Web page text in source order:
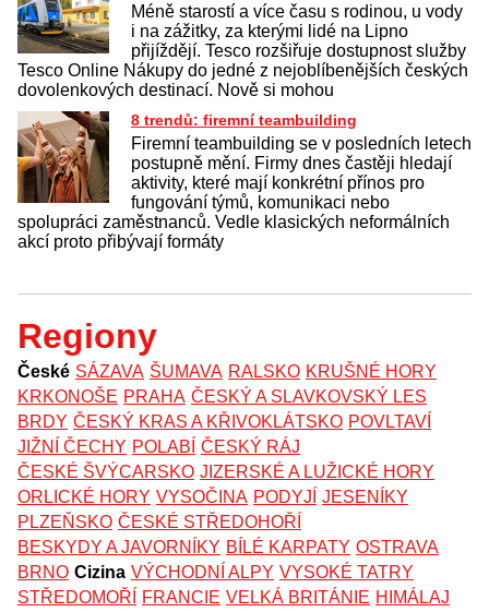
Méně starostí a více času s rodinou, u vody
i na zážitky, za kterými lidé na Lipno
přijíždějí. Tesco rozšiřuje dostupnost služby
Tesco Online Nákupy do jedné z nejoblíbenějších českých
dovolenkových destinací. Nově si mohou
8 trendů: firemní teambuilding
Firemní teambuilding se v posledních letech
postupně mění. Firmy dnes častěji hledají
aktivity, které mají konkrétní přínos pro
fungování týmů, komunikaci nebo
spolupráci zaměstnanců. Vedle klasických neformálních
akcí proto přibývají formáty
Regiony
České SÁZAVA ŠUMAVA RALSKO KRUŠNÉ HORY
KRKONOŠE PRAHA ČESKÝ A SLAVKOVSKÝ LES
BRDY ČESKÝ KRAS A KŘIVOKLÁTSKO POVLTAVÍ
JIŽNÍ ČECHY POLABÍ ČESKÝ RÁJ
ČESKÉ ŠVÝCARSKO JIZERSKÉ A LUŽICKÉ HORY
ORLICKÉ HORY VYSOČINA PODYJÍ JESENÍKY
PLZEŇSKO ČESKÉ STŘEDOHOŘÍ
BESKYDY A JAVORNÍKY BÍLÉ KARPATY OSTRAVA
BRNO Cizina VÝCHODNÍ ALPY VYSOKÉ TATRY
STŘEDOMOŘÍ
FRANCIE VELKÁ BRITÁNIE HIMÁLAJ